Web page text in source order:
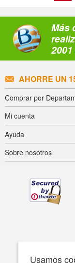
Usamos
Más
2001
AHORRE UN
Comprar por
Mi cuenta
Ayuda
Sobre nosotros